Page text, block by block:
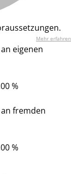
Mehr erfahren
eigenen
%
fremden
%